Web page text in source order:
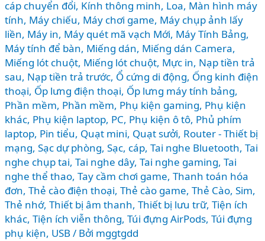
cáp chuyển đổi, Kính thông minh, Loa, Màn hình máy
tính, Máy chiếu, Máy chơi game, Máy chụp ảnh lấy
liền, Máy in, Máy quét mã vạch Mới, Máy Tính Bảng,
Máy tính để bàn, Miếng dán, Miếng dán Camera,
Miếng lót chuột, Miếng lót chuột, Mực in, Nạp tiền trả
sau, Nạp tiền trả trước, Ổ cứng di động, Ống kinh điện
thoại, Ốp lưng điện thoại, Ốp lưng máy tính bảng,
Phần mềm, Phần mềm, Phụ kiện gaming, Phụ kiện
khác, Phụ kiện laptop, PC, Phụ kiện ô tô, Phủ phím
laptop, Pin tiểu, Quạt mini, Quạt sưởi, Router - Thiết bị
mạng, Sạc dự phòng, Sạc, cáp, Tai nghe Bluetooth, Tai
nghe chụp tai, Tai nghe dây, Tai nghe gaming, Tai
nghe thể thao, Tay cầm chơi game, Thanh toán hóa
đơn, Thẻ cào điện thoại, Thẻ cào game, Thẻ Cào, Sim,
Thẻ nhớ, Thiết bị âm thanh, Thiết bị lưu trữ, Tiện ích
khác, Tiện ích viễn thông, Túi đựng AirPods, Túi đựng
phụ kiện, USB/ Bởi mggtgdd